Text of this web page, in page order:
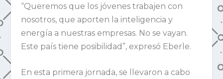
“Queremos que los jóvenes trabajen con
nosotros, que aporten la inteligencia y
energía a nuestras empresas. No se vayan.
Este país tiene posibilidad”, expresó Eberle.
En esta primera jornada, se llevaron a cabo